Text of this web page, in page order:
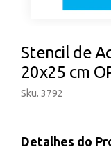
Stencil de
20x25 cm
Sku. 3792
Detalhes do